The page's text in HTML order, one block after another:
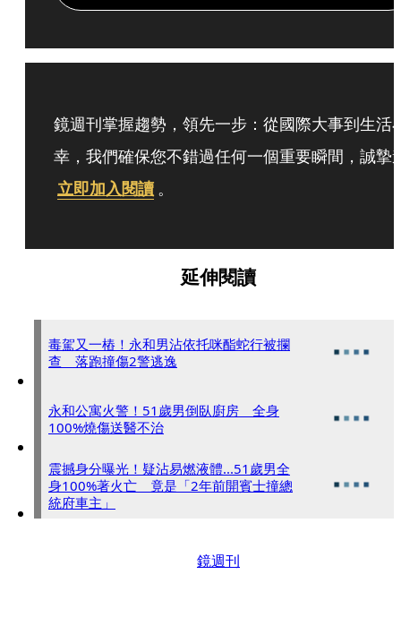
鏡週刊掌握趨勢，領先一步：從國際大事到生活
幸，我們確保您不錯過任何一個重要瞬間，誠摯
立即加入閱讀 。
延伸閱讀
毒駕又一樁！永和男沾依托咪酯蛇行被攔
查 落跑撞傷2警逃逸
永和公寓火警！51歲男倒臥廚房 全身
100%燒傷送醫不治
震撼身分曝光！疑沾易燃液體...51歲男全
身100%著火亡 竟是「2年前開賓士撞總
統府車主」
鏡週刊